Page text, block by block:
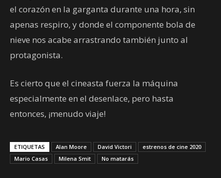
el corazón en la garganta durante una hora, sin
apenas respiro, y donde el componente bola de
nieve nos acabe arrastrando también junto al
protagonista.
Es cierto que el cineasta fuerza la máquina
especialmente en el desenlace, pero hasta
entonces, ¡menudo viaje!
ETIQUETAS Alan Moore David Victori
estrenos de cine 2020
Mario Casas
Milena Smit No matarás